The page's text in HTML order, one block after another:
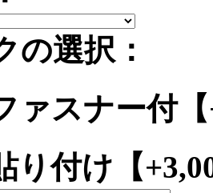
の選択：
ァスナー付
り付け【